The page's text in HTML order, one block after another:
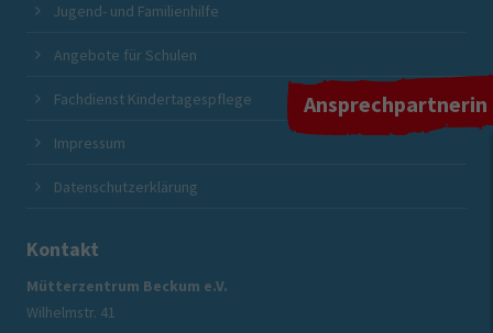
Ansprechpartnerin
Jugend- und Familienhilfe
Angebote für Schulen
Fachdienst Kindertagespflege
Impressum
Datenschutzerklärung
Kontakt
Mütterzentrum Beckum e.V.
Wilhelmstr. 41